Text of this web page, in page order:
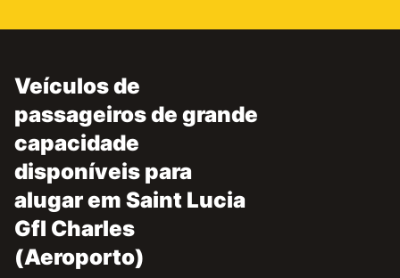
Veículos de
passageiros de grande
capacidade
disponíveis para
alugar em Saint Lucia
Gfl Charles
(Aeroporto)